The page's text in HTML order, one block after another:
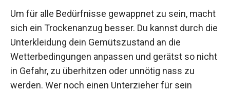
Um für alle Bedürfnisse gewappnet zu sein, macht
sich ein Trockenanzug besser. Du kannst durch die
Unterkleidung dein Gemütszustand an die
Wetterbedingungen anpassen und gerätst so nicht
in Gefahr, zu überhitzen oder unnötig nass zu
werden. Wer noch einen Unterzieher für sein